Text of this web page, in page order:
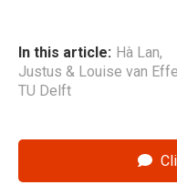
In this article: Hà Lan,
Justus & Louise van
TU Delft